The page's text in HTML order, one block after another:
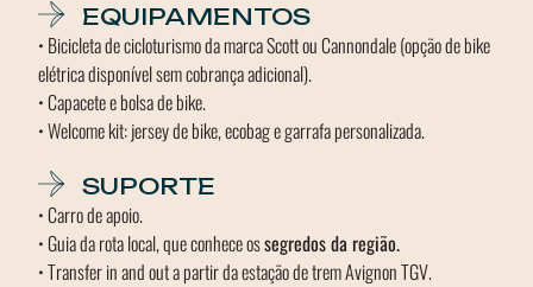
EQUIPAMENTOS
• Bicicleta de cicloturismo da marca Scott ou Cannondale (opção de bike
elétrica disponível sem cobrança adicional).
• Capacete e bolsa de bike.
• Welcome kit: jersey de bike, ecobag e garrafa personalizada.
SUPORTE
• Carro de apoio.
• Guia da rota local, que conhece ossegredos da região.
• Transfer in and out a partir da estação de trem Avignon TGV.